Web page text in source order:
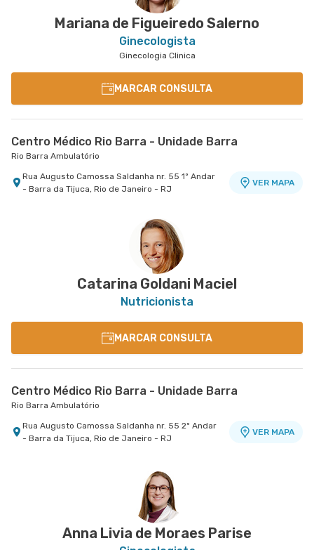
Mariana de Figueiredo Salerno
Ginecologista
Ginecologia Clinica
MARCAR CONSULTA
Centro Médico Rio Barra - Unidade Barra
Rio Barra Ambulatório
Rua Augusto Camossa Saldanha nr. 55 1º Andar
- Barra da Tijuca, Rio de Janeiro - RJ
VER MAPA
Catarina Goldani Maciel
Nutricionista
MARCAR CONSULTA
Centro Médico Rio Barra - Unidade Barra
Rio Barra Ambulatório
Rua Augusto Camossa Saldanha nr. 55 2º Andar
- Barra da Tijuca, Rio de Janeiro - RJ
VER MAPA
Anna Livia de Moraes Parise